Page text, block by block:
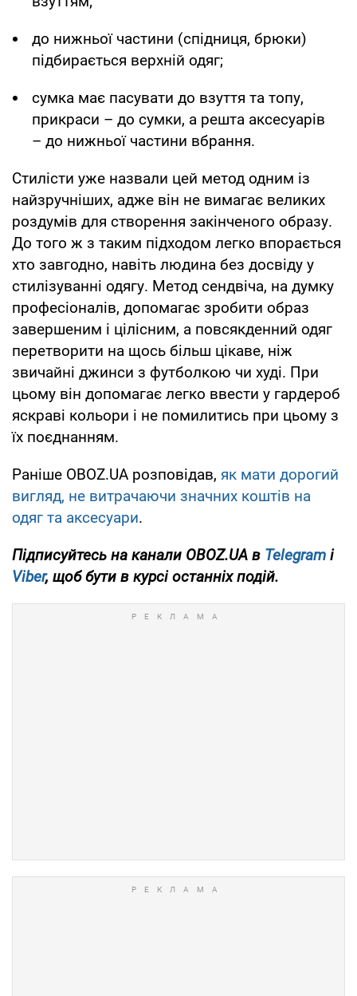
до нижньої частини (спідниця, брюки)
підбирається верхній одяг;
сумка має пасувати до взуття та топу,
прикраси – до сумки, а решта аксесуарів
– до нижньої частини вбрання.
Стилісти уже назвали цей метод одним із
найзручніших, адже він не вимагає великих
роздумів для створення закінченого образу.
До того ж з таким підходом легко впорається
хто завгодно, навіть людина без досвіду у
стилізуванні одягу. Метод сендвіча, на думку
професіоналів, допомагає зробити образ
завершеним і цілісним, а повсякденний одяг
перетворити на щось більш цікаве, ніж
звичайні джинси з футболкою чи худі. При
цьому він допомагає легко ввести у гардероб
яскраві кольори і не помилитись при цьому з
їх поєднанням.
Раніше OBOZ.UA розповідав, як мати дорогий
вигляд, не витрачаючи значних коштів на
одяг та аксесуари.
Підписуйтесь на канали OBOZ.UA в Telegram і
Viber, щоб бути в курсі останніх подій.